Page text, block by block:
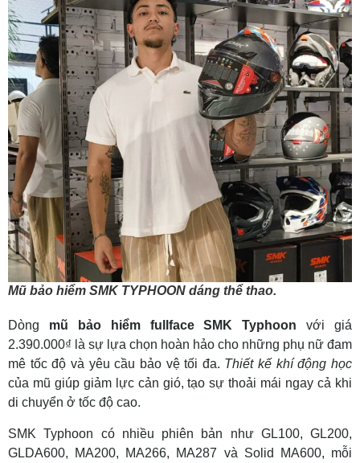
Mũ bảo hiểm SMK TYPHOON dáng thể thao.
Dòng mũ bảo hiểm fullface SMK Typhoon với giá
2.390.000₫ là sự lựa chọn hoàn hảo cho những phụ nữ đam
mê tốc độ và yêu cầu bảo vệ tối đa. Thiết kế khí động học
của mũ giúp giảm lực cản gió, tạo sự thoải mái ngay cả khi
di chuyển ở tốc độ cao.
SMK Typhoon có nhiều phiên bản như GL100, GL200,
GLDA600, MA200, MA266, MA287 và Solid MA600, mỗi